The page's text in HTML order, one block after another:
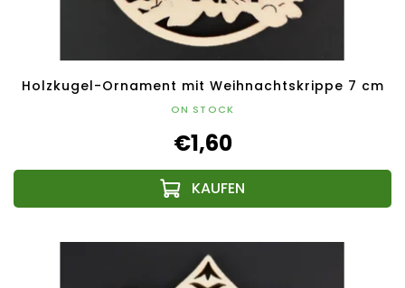
Holzkugel-Ornament mit Weihnachtskrippe 7 cm
ON STOCK
€1,60